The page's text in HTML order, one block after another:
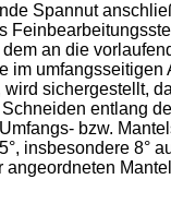
Spannut
an die
im umfangsseitigen
sichergestellt,
entlang
bzw.
insbesondere 8°